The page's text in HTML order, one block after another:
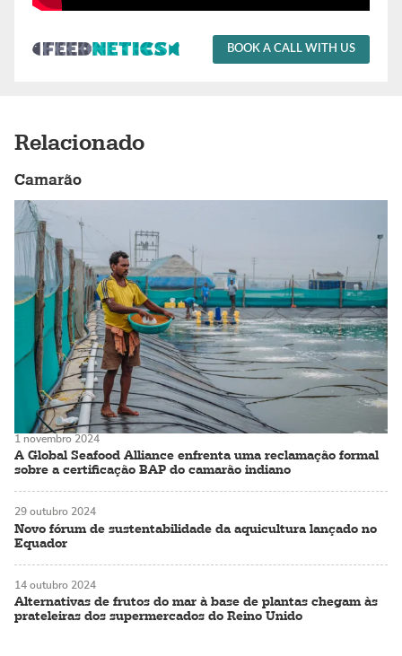
BOOK A CALL WITH US
Relacionado
Camarão
A Global Seafood Alliance enfrenta uma reclamação formal
sobre a certificação BAP do camarão indiano
1 novembro 2024
Novo fórum de sustentabilidade da aquicultura lançado no
Equador
29 outubro 2024
Alternativas de frutos do mar à base de plantas chegam às
prateleiras dos supermercados do Reino Unido
14 outubro 2024